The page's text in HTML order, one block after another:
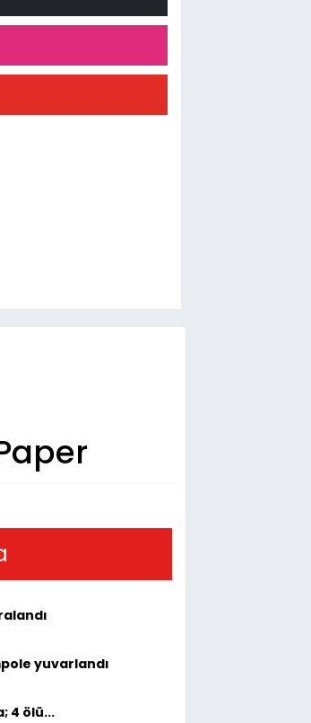
yuvarlandı
4 ölü...